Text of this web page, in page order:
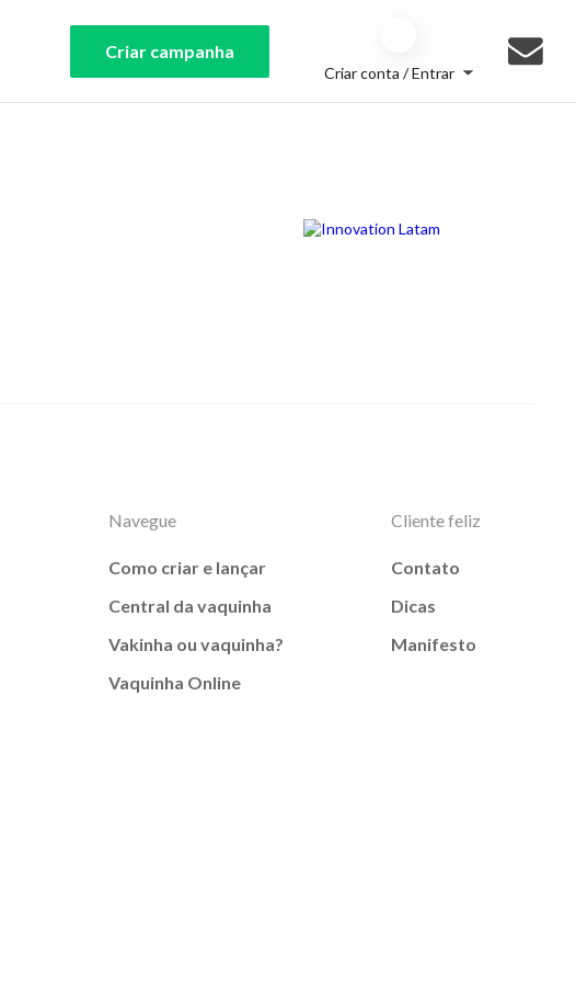
Criar campanha
Criar conta / Entrar
Navegue
Como criar e lançar
Central da vaquinha
Vakinha ou vaquinha?
Vaquinha Online
Cliente feliz
Contato
Dicas
Manifesto